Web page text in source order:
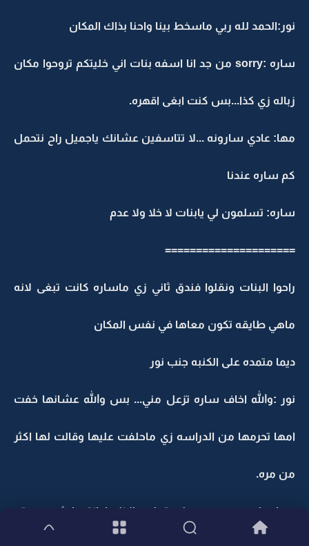
نور:الحمد لله ربي ماسخط بينا واحنا بذاك المكان
ساره :sorry من جد انا اسفه بنات اني خليتكم تروحوا مكان
زباله زي كذا...بس كنت ابغى اقهره.
مها: عادي سارونه ...لا تتاسفين عشانك ياجميل راح نتحمل
كم ساره عندنا
ساره: تسلمون لي يابنات لا خلا ولا عدم
=====================
راحوا البنات ونقلوا فندق ثاني زي ماساره كانت تبغى لانه
ماهي طايقه تكون معاها في نفس المكان
ديما متمده على الكنبه جنب نور
نور :والله اخاف ساره تزعل مني... بس والله عشانها خفت
امها تحرمها من الدراسه زي ماحلفت عليها وقالت لها اكثر
من مره.
ديما :طيب حبه حبه علي قولي بالظبط انتي ايش هبيبتي